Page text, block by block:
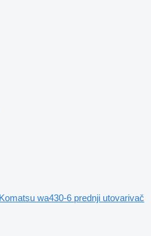
Komatsu wa430-6 prednji utovarivač